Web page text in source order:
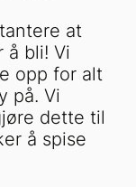
at
å bli! Vi
opp for alt
på. Vi
dette til
å spise